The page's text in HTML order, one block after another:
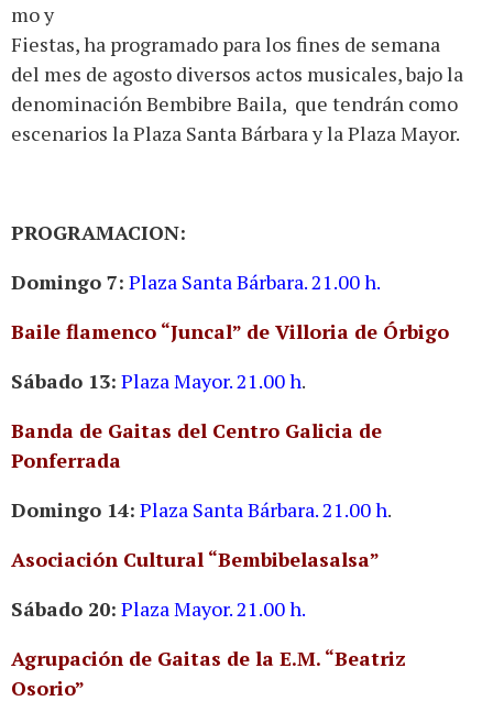
mo y
Fiestas, ha programado para los fines de semana
del mes de agosto diversos actos musicales, bajo la
denominación Bembibre Baila, que tendrán como
escenarios la Plaza Santa Bárbara y la Plaza Mayor.
PROGRAMACION:
Domingo 7: Plaza Santa Bárbara. 21.00 h.
Baile flamenco “Juncal” de Villoria de Órbigo
Sábado 13: Plaza Mayor. 21.00 h.
Banda de Gaitas del Centro Galicia de
Ponferrada
Domingo 14: Plaza Santa Bárbara. 21.00 h.
Asociación Cultural “Bembibelasalsa”
Sábado 20: Plaza Mayor. 21.00 h.
Agrupación de Gaitas de la E.M. “Beatriz
Osorio”